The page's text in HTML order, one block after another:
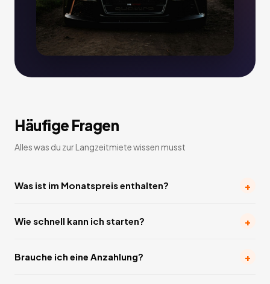
Häufige Fragen
Alles was du zur Langzeitmiete wissen musst
Was ist im Monatspreis enthalten? +
Wie schnell kann ich starten? +
Brauche ich eine Anzahlung? +